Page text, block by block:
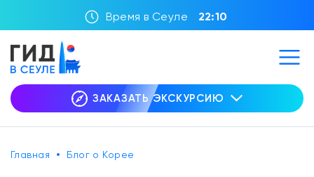
Время в Сеуле 22:10
ЗАКАЗАТЬ ЭКСКУРСИЮ
Главная Блог о Корее